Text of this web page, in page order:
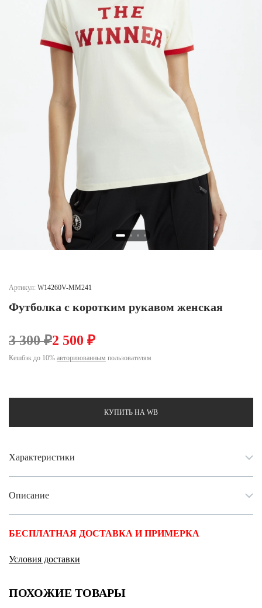
Новосибирская область (3)
Омская область (5)
Республика Башкортостан (3)
Республика Крым (1)
Республика Татарстан (2)
Ростовская область (2)
Самарская область (1)
Санкт-Петербург и ЛО (3)
Саратовская область (1)
Свердловская область (5)
Северная Осетия (2)
Смоленская область (1)
Ставропольский край (5)
Томская область (1)
Тульская область (1)
Тюменская область (3)
Челябинская область (2)
Ямало-Ненецкий автономный округ (1)
Артикул: W14260V-MM241
Футболка с коротким рукавом женская
3 300 ₽2 500 ₽
Кешбэк до 10% авторизованным пользователям
КУПИТЬ НА WB
Характеристики
Описание
БЕСПЛАТНАЯ ДОСТАВКА И ПРИМЕРКА
Условия доставки
ПОХОЖИЕ ТОВАРЫ